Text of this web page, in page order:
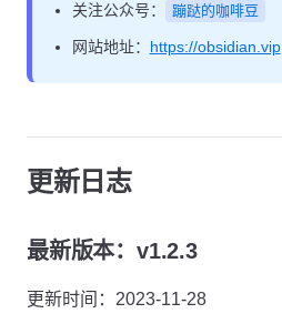
关注公众号：
蹦跶的咖啡豆
网站地址： https://obsidian.vip
更新日志
最新版本：v1.2.3
更新时间：2023-11-28